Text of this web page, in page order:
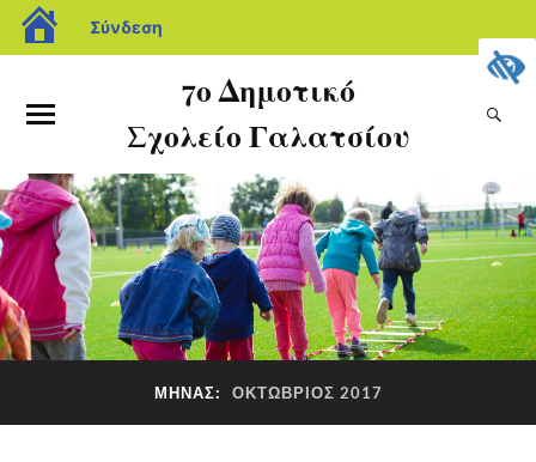
Σύνδεση
7ο Δημοτικό
Σχολείο Γαλατσίου
ΜΉΝΑΣ: ΟΚΤΏΒΡΙΟΣ 2017